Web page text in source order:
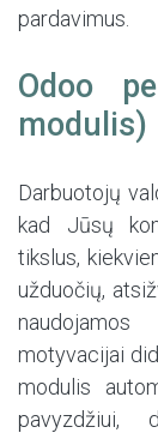
pardavimus.
Odoo
modulis)
Darbuotojų
kad Jūsų
tikslus,
užduočių,
motyvacijai
modulis
pavyzdžiui,